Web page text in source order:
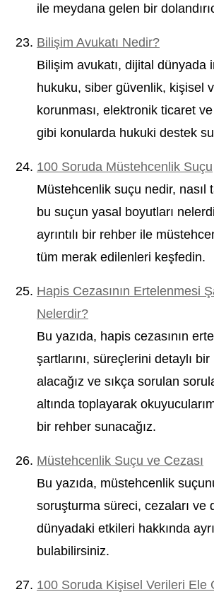
ile meydana gelen bir
Bilişim Avukatı Nedir?
Bilişim avukatı, dijital dünyada
hukuku, siber güvenlik, kişisel
korunması, elektronik ticaret
gibi konularda hukuki destek
100 Soruda Müstehcenlik Suçu
Müstehcenlik suçu nedir, nasıl
bu suçun yasal boyutları
ayrıntılı bir rehber ile
tüm merak edilenleri keşfedin.
Hapis Cezasının Ertelenmesi
Nelerdir?
Bu yazıda, hapis cezasının
şartlarını, süreçlerini detaylı
alacağız ve sıkça sorulan
altında toplayarak
bir rehber sunacağız.
Müstehcenlik Suçu ve Cezası
Bu yazıda, müstehcenlik
soruşturma süreci, cezaları ve
dünyadaki etkileri hakkında
bulabilirsiniz.
100 Soruda Kişisel Verileri Ele